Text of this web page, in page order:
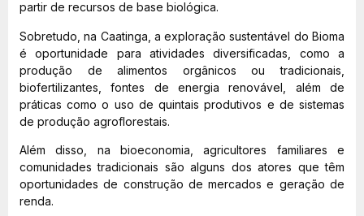
partir de recursos de base biológica.
Sobretudo, na Caatinga, a exploração sustentável do Bioma
é oportunidade para atividades diversificadas, como a
produção de alimentos orgânicos ou tradicionais,
biofertilizantes, fontes de energia renovável, além de
práticas como o uso de quintais produtivos e de sistemas
de produção agroflorestais.
Além disso, na bioeconomia, agricultores familiares e
comunidades tradicionais são alguns dos atores que têm
oportunidades de construção de mercados e geração de
renda.